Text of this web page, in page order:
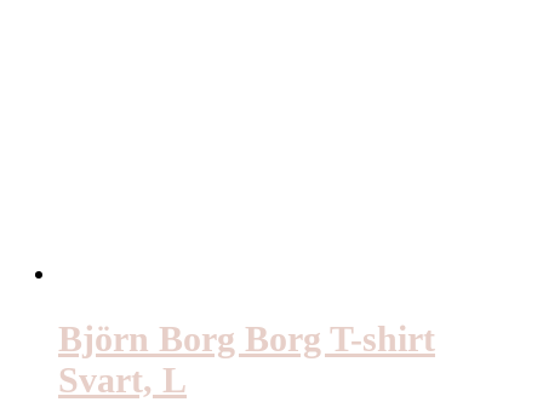
Björn Borg Borg T-shirt
Svart, L